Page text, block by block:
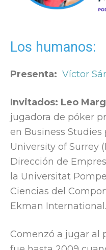
Los humanos:
Presenta: Víctor
Invitados: Leo
jugadora de póker
en Business
University of Surrey
Dirección de
la Universitat
Ciencias del
Ekman International.
Comenzó a jugar al